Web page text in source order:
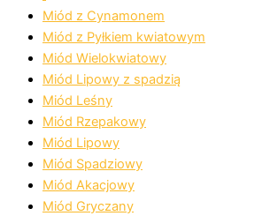
Miód z Cynamonem
Miód z Pyłkiem kwiatowym
Miód Wielokwiatowy
Miód Lipowy z spadzią
Miód Leśny
Miód Rzepakowy
Miód Lipowy
Miód Spadziowy
Miód Akacjowy
Miód Gryczany